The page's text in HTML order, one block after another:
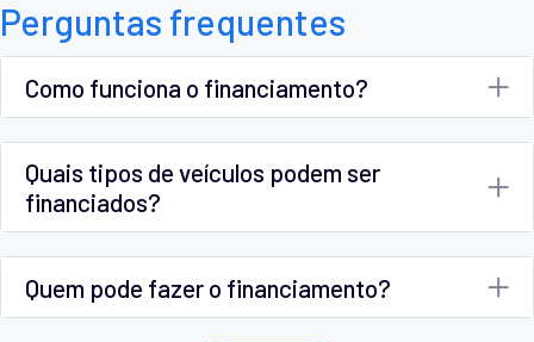
Perguntas frequentes
Como funciona o financiamento?
Quais tipos de veículos podem ser
financiados?
Quem pode fazer o financiamento?